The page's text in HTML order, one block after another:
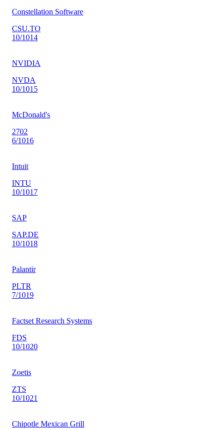
Constellation Software
CSU.TO
10/1014
NVIDIA
NVDA
10/1015
McDonald's
2702
6/1016
Intuit
INTU
10/1017
SAP
SAP.DE
10/1018
Palantir
PLTR
7/1019
Factset Research Systems
FDS
10/1020
Zoetis
ZTS
10/1021
Chipotle Mexican Grill